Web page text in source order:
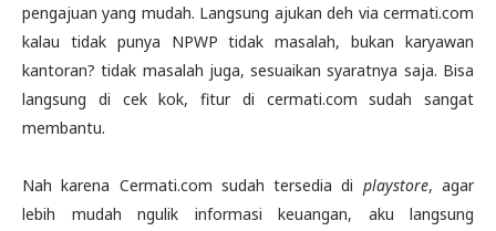
pengajuan yang mudah. Langsung ajukan deh via cermati.com
kalau tidak punya NPWP tidak masalah, bukan karyawan
kantoran? tidak masalah juga, sesuaikan syaratnya saja. Bisa
langsung di cek kok, fitur di cermati.com sudah sangat
membantu.
Nah karena Cermati.com sudah tersedia di playstore, agar
lebih mudah ngulik informasi keuangan, aku langsung